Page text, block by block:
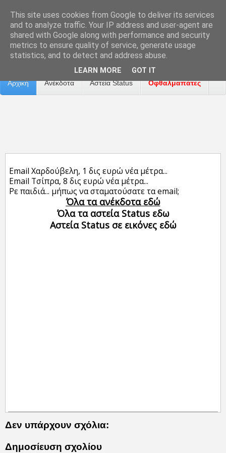
Επικοινωνία Διαφήμιση Αναφορά Προβλήματος
Αρχική Ανέκδοτα Αστεία Status Οφθαλμαπάτες
Email Χαρδούβελη, 1 δις ευρώ νέα μέτρα...
Email Τσίπρα, 8 δις ευρώ νέα μέτρα...
Ρε παιδιά... μήπως να σταματούσατε τα email;
Όλα τα ανέκδοτα εδώ
Όλα τα αστεία Status εδω
Αστεία Status σε εικόνες εδώ
Δεν υπάρχουν σχόλια:
Δημοσίευση σχολίου
This site uses cookies from Google to deliver its services
and to analyze traffic. Your IP address and user-agent are
shared with Google along with performance and security
metrics to ensure quality of service, generate usage
statistics, and to detect and address abuse.
LEARN MORE GOT IT